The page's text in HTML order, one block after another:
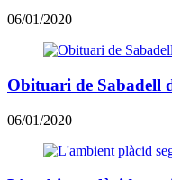
06/01/2020
Obituari de Sabadell
06/01/2020